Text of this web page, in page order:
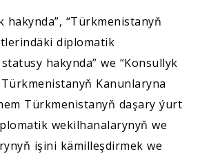
hakynda”, “Türkmenistanyň
diplomatik
hakynda” we “Konsullyk
Kanunlaryna
Türkmenistanyň daşary ýurt
wekilhanalarynyň we
işini kämilleşdirmek we